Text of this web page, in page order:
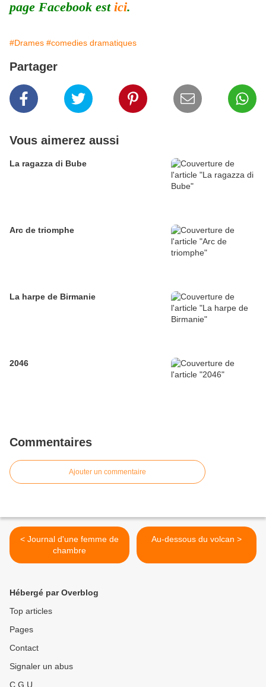
page Facebook est ici.
#Drames #comedies dramatiques
Partager
Vous aimerez aussi
La ragazza di Bube
Arc de triomphe
La harpe de Birmanie
2046
Commentaires
Ajouter un commentaire
< Journal d'une femme de
chambre
Au-dessous du volcan >
Hébergé par Overblog
Top articles
Pages
Contact
Signaler un abus
C.G.U.